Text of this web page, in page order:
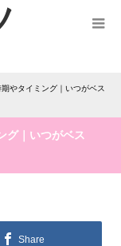
やタイミング｜いつがベス
グ｜いつがベス
Share